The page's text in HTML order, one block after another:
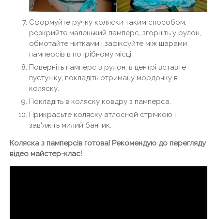
Сформуйте ручку коляски таким способом:
розкрийте маленький памперс, згорніть у рулон,
обмотайте нитками і зафіксуйте між шарами
памперсів в потрібному місці.
Поверніть памперс в рулон, в центрі вставте
пустушку, покладіть отриману мордочку в
коляску.
Покладіть в коляску ковдру з памперса.
Прикрасьте коляску атлосной стрічкою і
зав'яжіть милий бантик.
Коляска з памперсів готова! Рекомендую до перегляду
відео майстер-клас!